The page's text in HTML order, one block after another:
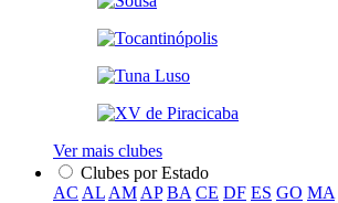
Ver mais clubes
Clubes por Estado
AC AL AM AP BA CE DF ES GO MA